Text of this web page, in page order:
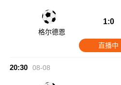
格尔德恩
1:0
直播中
20:30 08-08